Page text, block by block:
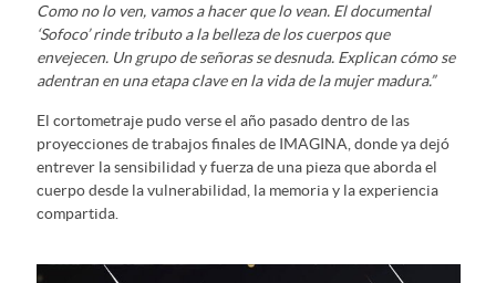
Como no lo ven, vamos a hacer que lo vean. El documental
‘Sofoco’ rinde tributo a la belleza de los cuerpos que
envejecen. Un grupo de señoras se desnuda. Explican cómo se
adentran en una etapa clave en la vida de la mujer madura.”
El cortometraje pudo verse el año pasado dentro de las
proyecciones de trabajos finales de IMAGINA, donde ya dejó
entrever la sensibilidad y fuerza de una pieza que aborda el
cuerpo desde la vulnerabilidad, la memoria y la experiencia
compartida.